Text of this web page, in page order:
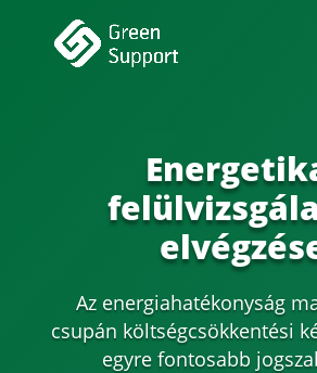
Az energiahatékonyság
csupán költségcsökkentési
egyre fontosabb